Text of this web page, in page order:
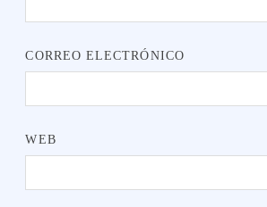
CORREO ELECTRÓNICO
WEB